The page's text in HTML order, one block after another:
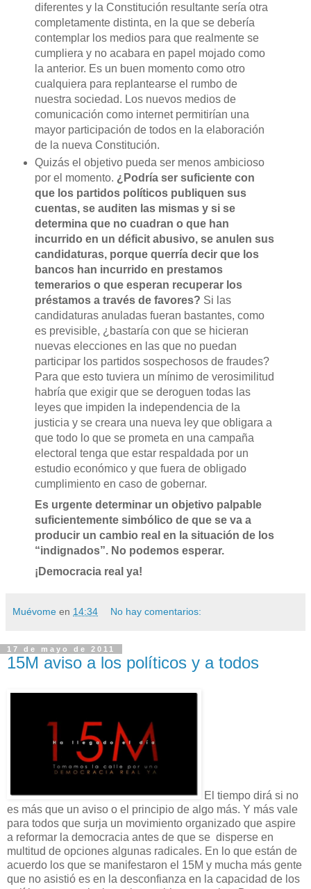
diferentes y la Constitución resultante sería otra
completamente distinta, en la que se debería
contemplar los medios para que realmente se
cumpliera y no acabara en papel mojado como
la anterior. Es un buen momento como otro
cualquiera para replantearse el rumbo de
nuestra sociedad. Los nuevos medios de
comunicación como internet permitirían una
mayor participación de todos en la elaboración
de la nueva Constitución.
Quizás el objetivo pueda ser menos ambicioso
por el momento. ¿Podría ser suficiente con
que los partidos políticos publiquen sus
cuentas, se auditen las mismas y si se
determina que no cuadran o que han
incurrido en un déficit abusivo, se anulen sus
candidaturas, porque querría decir que los
bancos han incurrido en prestamos
temerarios o que esperan recuperar los
préstamos a través de favores? Si las
candidaturas anuladas fueran bastantes, como
es previsible, ¿bastaría con que se hicieran
nuevas elecciones en las que no puedan
participar los partidos sospechosos de fraudes?
Para que esto tuviera un mínimo de verosimilitud
habría que exigir que se deroguen todas las
leyes que impiden la independencia de la
justicia y se creara una nueva ley que obligara a
que todo lo que se prometa en una campaña
electoral tenga que estar respaldada por un
estudio económico y que fuera de obligado
cumplimiento en caso de gobernar.
Es urgente determinar un objetivo palpable
suficientemente simbólico de que se va a
producir un cambio real en la situación de los
“indignados”. No podemos esperar.
¡Democracia real ya!
Muévome en 14:34 No hay comentarios:
17 de mayo de 2011
15M aviso a los políticos y a todos
El tiempo dirá si no
es más que un aviso o el principio de algo más. Y más vale
para todos que surja un movimiento organizado que aspire
a reformar la democracia antes de que se disperse en
multitud de opciones algunas radicales. En lo que están de
acuerdo los que se manifestaron el 15M y mucha más gente
que no asistió es en la desconfianza en la capacidad de los